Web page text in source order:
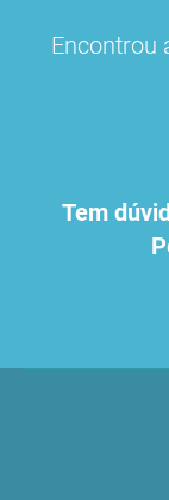
Encontrou
Tem